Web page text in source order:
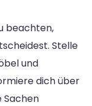
beachten,
Stelle
und
dich über
Sachen